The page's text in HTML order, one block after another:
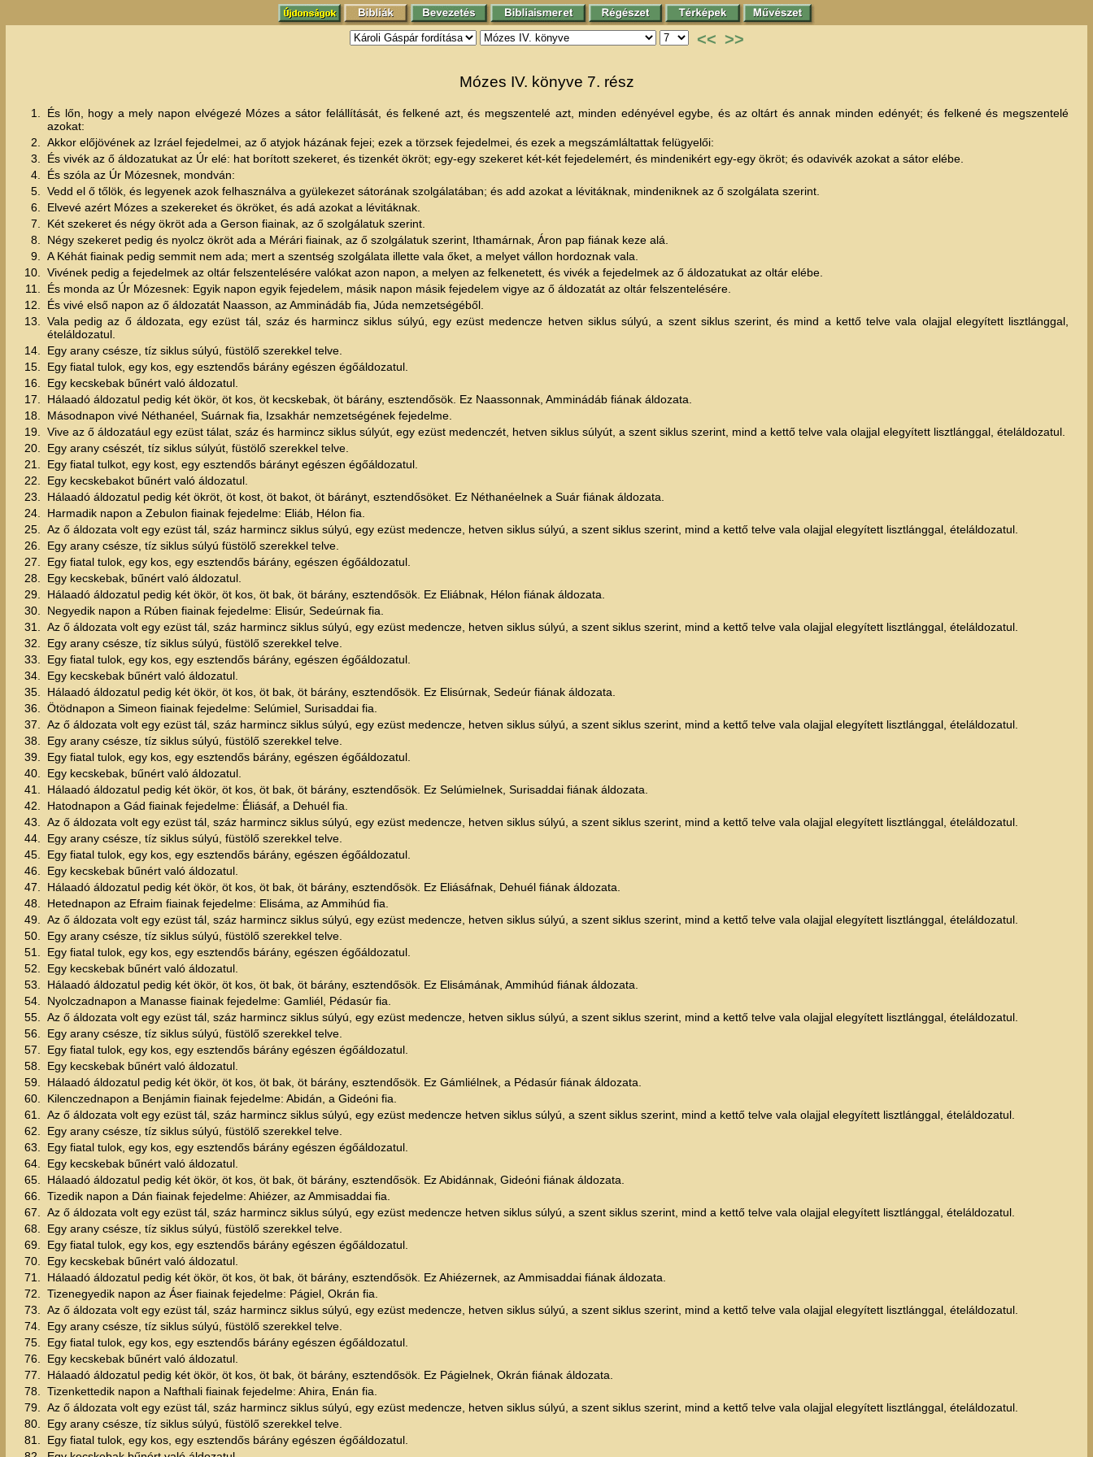
<< >>
Mózes IV. könyve 7. rész
1.
És lőn, hogy a mely napon elvégezé Mózes a sátor felállítását, és felkené azt, és megszentelé azt, minden edényével egybe, és az oltárt és annak minden edényét; és felkené és megszentelé
azokat:
2.
Akkor előjövének az Izráel fejedelmei, az ő atyjok házának fejei; ezek a törzsek fejedelmei, és ezek a megszámláltattak felügyelői:
3.
És vivék az ő áldozatukat az Úr elé: hat borított szekeret, és tizenkét ökröt; egy-egy szekeret két-két fejedelemért, és mindenikért egy-egy ökröt; és odavivék azokat a sátor elébe.
4.
És szóla az Úr Mózesnek, mondván:
5.
Vedd el ő tőlök, és legyenek azok felhasználva a gyülekezet sátorának szolgálatában; és add azokat a lévitáknak, mindeniknek az ő szolgálata szerint.
6.
Elvevé azért Mózes a szekereket és ökröket, és adá azokat a lévitáknak.
7.
Két szekeret és négy ökröt ada a Gerson fiainak, az ő szolgálatuk szerint.
8.
Négy szekeret pedig és nyolcz ökröt ada a Mérári fiainak, az ő szolgálatuk szerint, Ithamárnak, Áron pap fiának keze alá.
9.
A Kéhát fiainak pedig semmit nem ada; mert a szentség szolgálata illette vala őket, a melyet vállon hordoznak vala.
10.
Vivének pedig a fejedelmek az oltár felszentelésére valókat azon napon, a melyen az felkenetett, és vivék a fejedelmek az ő áldozatukat az oltár elébe.
11.
És monda az Úr Mózesnek: Egyik napon egyik fejedelem, másik napon másik fejedelem vigye az ő áldozatát az oltár felszentelésére.
12.
És vivé első napon az ő áldozatát Naasson, az Amminádáb fia, Júda nemzetségéből.
13.
Vala pedig az ő áldozata, egy ezüst tál, száz és harmincz siklus súlyú, egy ezüst medencze hetven siklus súlyú, a szent siklus szerint, és mind a kettő telve vala olajjal elegyített lisztlánggal,
ételáldozatul.
14.
Egy arany csésze, tíz siklus súlyú, füstölő szerekkel telve.
15.
Egy fiatal tulok, egy kos, egy esztendős bárány egészen égőáldozatul.
16.
Egy kecskebak bűnért való áldozatul.
17.
Hálaadó áldozatul pedig két ökör, öt kos, öt kecskebak, öt bárány, esztendősök. Ez Naassonnak, Amminádáb fiának áldozata.
18.
Másodnapon vivé Néthanéel, Suárnak fia, Izsakhár nemzetségének fejedelme.
19.
Vive az ő áldozatául egy ezüst tálat, száz és harmincz siklus súlyút, egy ezüst medenczét, hetven siklus súlyút, a szent siklus szerint, mind a kettő telve vala olajjal elegyített lisztlánggal, ételáldozatul.
20.
Egy arany csészét, tíz siklus súlyút, füstölő szerekkel telve.
21.
Egy fiatal tulkot, egy kost, egy esztendős bárányt egészen égőáldozatul.
22.
Egy kecskebakot bűnért való áldozatul.
23.
Hálaadó áldozatul pedig két ökröt, öt kost, öt bakot, öt bárányt, esztendősöket. Ez Néthanéelnek a Suár fiának áldozata.
24.
Harmadik napon a Zebulon fiainak fejedelme: Eliáb, Hélon fia.
25.
Az ő áldozata volt egy ezüst tál, száz harmincz siklus súlyú, egy ezüst medencze, hetven siklus súlyú, a szent siklus szerint, mind a kettő telve vala olajjal elegyített lisztlánggal, ételáldozatul.
26.
Egy arany csésze, tíz siklus súlyú füstölő szerekkel telve.
27.
Egy fiatal tulok, egy kos, egy esztendős bárány, egészen égőáldozatul.
28.
Egy kecskebak, bűnért való áldozatul.
29.
Hálaadó áldozatul pedig két ökör, öt kos, öt bak, öt bárány, esztendősök. Ez Eliábnak, Hélon fiának áldozata.
30.
Negyedik napon a Rúben fiainak fejedelme: Elisúr, Sedeúrnak fia.
31.
Az ő áldozata volt egy ezüst tál, száz harmincz siklus súlyú, egy ezüst medencze, hetven siklus súlyú, a szent siklus szerint, mind a kettő telve vala olajjal elegyített lisztlánggal, ételáldozatul.
32.
Egy arany csésze, tíz siklus súlyú, füstölő szerekkel telve.
33.
Egy fiatal tulok, egy kos, egy esztendős bárány, egészen égőáldozatul.
34.
Egy kecskebak bűnért való áldozatul.
35.
Hálaadó áldozatul pedig két ökör, öt kos, öt bak, öt bárány, esztendősök. Ez Elisúrnak, Sedeúr fiának áldozata.
36.
Ötödnapon a Simeon fiainak fejedelme: Selúmiel, Surisaddai fia.
37.
Az ő áldozata volt egy ezüst tál, száz harmincz siklus súlyú, egy ezüst medencze, hetven siklus súlyú, a szent siklus szerint, mind a kettő telve vala olajjal elegyített lisztlánggal, ételáldozatul.
38.
Egy arany csésze, tíz siklus súlyú, füstölő szerekkel telve.
39.
Egy fiatal tulok, egy kos, egy esztendős bárány, egészen égőáldozatul.
40.
Egy kecskebak, bűnért való áldozatul.
41.
Hálaadó áldozatul pedig két ökör, öt kos, öt bak, öt bárány, esztendősök. Ez Selúmielnek, Surisaddai fiának áldozata.
42.
Hatodnapon a Gád fiainak fejedelme: Éliásáf, a Dehuél fia.
43.
Az ő áldozata volt egy ezüst tál, száz harmincz siklus súlyú, egy ezüst medencze, hetven siklus súlyú, a szent siklus szerint, mind a kettő telve vala olajjal elegyített lisztlánggal, ételáldozatul.
44.
Egy arany csésze, tíz siklus súlyú, füstölő szerekkel telve.
45.
Egy fiatal tulok, egy kos, egy esztendős bárány, egészen égőáldozatul.
46.
Egy kecskebak bűnért való áldozatul.
47.
Hálaadó áldozatul pedig két ökör, öt kos, öt bak, öt bárány, esztendősök. Ez Eliásáfnak, Dehuél fiának áldozata.
48.
Hetednapon az Efraim fiainak fejedelme: Elisáma, az Ammihúd fia.
49.
Az ő áldozata volt egy ezüst tál, száz harmincz siklus súlyú, egy ezüst medencze, hetven siklus súlyú, a szent siklus szerint, mind a kettő telve vala olajjal elegyített lisztlánggal, ételáldozatul.
50.
Egy arany csésze, tíz siklus súlyú, füstölő szerekkel telve.
51.
Egy fiatal tulok, egy kos, egy esztendős bárány, egészen égőáldozatul.
52.
Egy kecskebak bűnért való áldozatul.
53.
Hálaadó áldozatul pedig két ökör, öt kos, öt bak, öt bárány, esztendősök. Ez Elisámának, Ammihúd fiának áldozata.
54.
Nyolczadnapon a Manasse fiainak fejedelme: Gamliél, Pédasúr fia.
55.
Az ő áldozata volt egy ezüst tál, száz harmincz siklus súlyú, egy ezüst medencze, hetven siklus súlyú, a szent siklus szerint, mind a kettő telve vala olajjal elegyített lisztlánggal, ételáldozatul.
56.
Egy arany csésze, tíz siklus súlyú, füstölő szerekkel telve.
57.
Egy fiatal tulok, egy kos, egy esztendős bárány egészen égőáldozatul.
58.
Egy kecskebak bűnért való áldozatul.
59.
Hálaadó áldozatul pedig két ökör, öt kos, öt bak, öt bárány, esztendősök. Ez Gámliélnek, a Pédasúr fiának áldozata.
60.
Kilenczednapon a Benjámin fiainak fejedelme: Abidán, a Gideóni fia.
61.
Az ő áldozata volt egy ezüst tál, száz harmincz siklus súlyú, egy ezüst medencze hetven siklus súlyú, a szent siklus szerint, mind a kettő telve vala olajjal elegyített lisztlánggal, ételáldozatul.
62.
Egy arany csésze, tíz siklus súlyú, füstölő szerekkel telve.
63.
Egy fiatal tulok, egy kos, egy esztendős bárány egészen égőáldozatul.
64.
Egy kecskebak bűnért való áldozatul.
65.
Hálaadó áldozatul pedig két ökör, öt kos, öt bak, öt bárány, esztendősök. Ez Abidánnak, Gideóni fiának áldozata.
66.
Tizedik napon a Dán fiainak fejedelme: Ahiézer, az Ammisaddai fia.
67.
Az ő áldozata volt egy ezüst tál, száz harmincz siklus súlyú, egy ezüst medencze hetven siklus súlyú, a szent siklus szerint, mind a kettő telve vala olajjal elegyített lisztlánggal, ételáldozatul.
68.
Egy arany csésze, tíz siklus súlyú, füstölő szerekkel telve.
69.
Egy fiatal tulok, egy kos, egy esztendős bárány egészen égőáldozatul.
70.
Egy kecskebak bűnért való áldozatul.
71.
Hálaadó áldozatul pedig két ökör, öt kos, öt bak, öt bárány, esztendősök. Ez Ahiézernek, az Ammisaddai fiának áldozata.
72.
Tizenegyedik napon az Áser fiainak fejedelme: Págiel, Okrán fia.
73.
Az ő áldozata volt egy ezüst tál, száz harmincz siklus súlyú, egy ezüst medencze, hetven siklus súlyú, a szent siklus szerint, mind a kettő telve vala olajjal elegyített lisztlánggal, ételáldozatul.
74.
Egy arany csésze, tíz siklus súlyú, füstölő szerekkel telve.
75.
Egy fiatal tulok, egy kos, egy esztendős bárány egészen égőáldozatul.
76.
Egy kecskebak bűnért való áldozatul.
77.
Hálaadó áldozatul pedig két ökör, öt kos, öt bak, öt bárány, esztendősök. Ez Págielnek, Okrán fiának áldozata.
78.
Tizenkettedik napon a Nafthali fiainak fejedelme: Ahira, Enán fia.
79.
Az ő áldozata volt egy ezüst tál, száz harmincz siklus súlyú, egy ezüst medencze, hetven siklus súlyú, a szent siklus szerint, mind a kettő telve vala olajjal elegyített lisztlánggal, ételáldozatul.
80.
Egy arany csésze, tíz siklus súlyú, füstölő szerekkel telve.
81.
Egy fiatal tulok, egy kos, egy esztendős bárány egészen égőáldozatul.